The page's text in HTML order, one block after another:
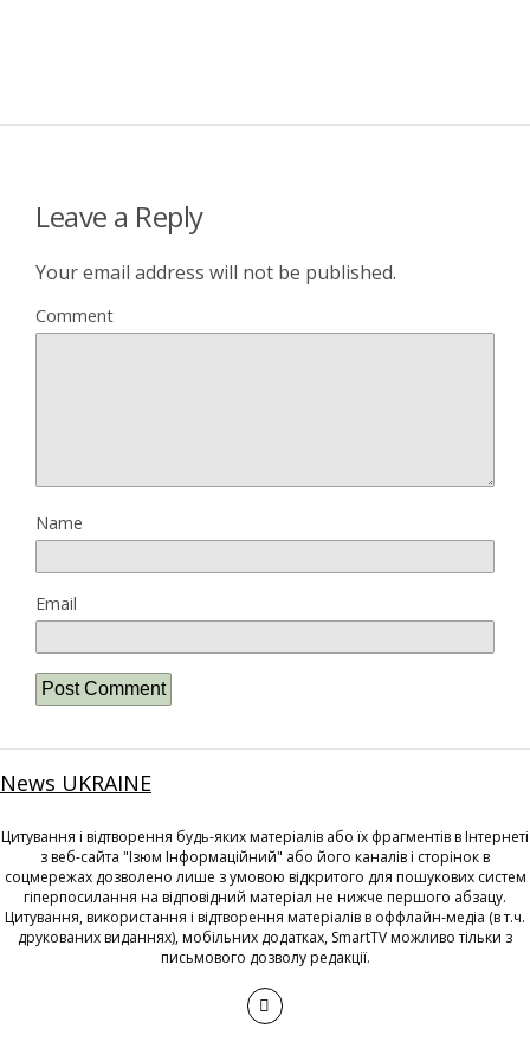
Leave a Reply
Your email address will not be published.
Comment
Name
Email
News UKRAINE
Цитування і відтворення будь-яких матеріалів або їх фрагментів в Інтернеті
з веб-сайта "Ізюм Інформаційний" або його каналів і сторінок в
соцмережах дозволено лише з умовою відкритого для пошукових систем
гіперпосилання на відповідний матеріал не нижче першого абзацу.
Цитування, використання і відтворення матеріалів в оффлайн-медіа (в т.ч.
друкованих виданнях), мобільних додатках, SmartTV можливо тільки з
письмового дозволу редакції.